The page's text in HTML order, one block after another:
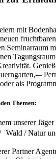
mit
Seminarraum
–
als
Themen:
unserer
Wald / Natur
Partner